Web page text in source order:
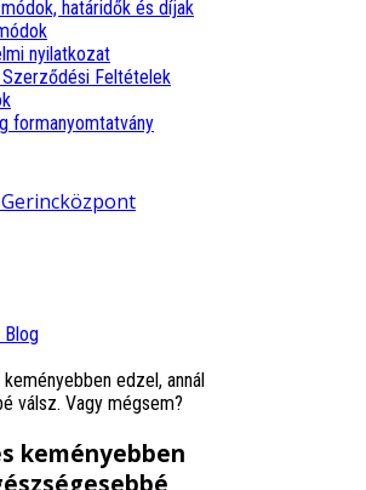
határidők és díjak
nyilatkozat
Szerződési Feltételek
formanyomtatvány
Blog
edzel, annál
válsz. Vagy mégsem?
keményebben